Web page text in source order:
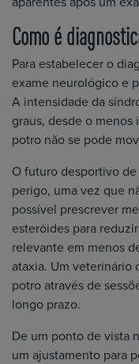
Como é
Para estabelecer o
exame neurológico e
A intensidade da
graus, desde o menos
potro não se pode
O futuro desportivo
perigo, uma vez que
possível prescrever
esteróides para
relevante em menos
ataxia. Um veterinário
potro através de
longo prazo.
De um ponto de vista
um ajustamento para